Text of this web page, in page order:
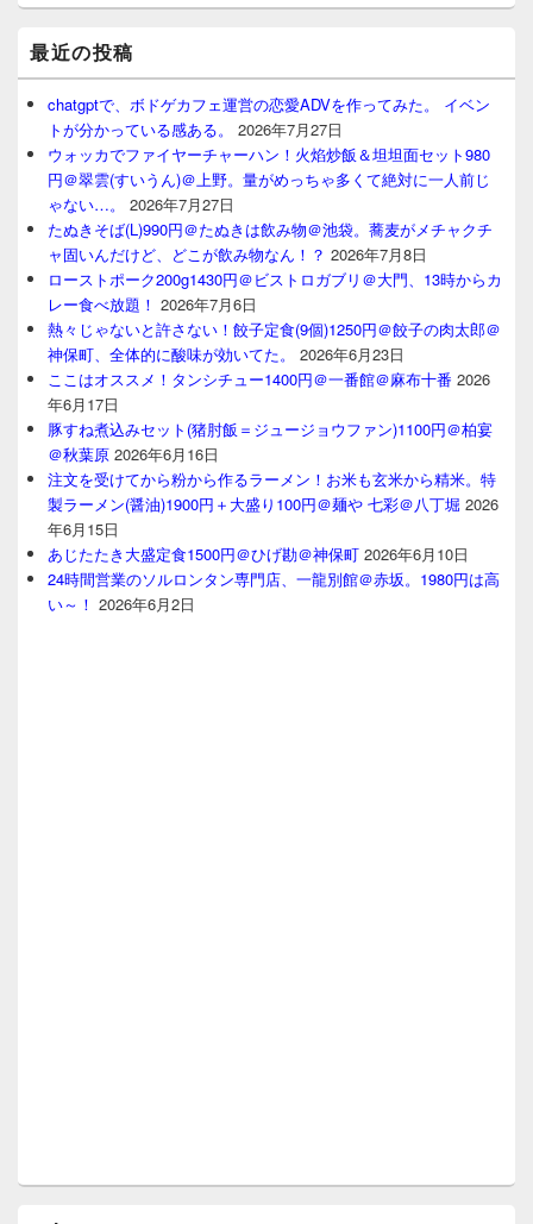
最近の投稿
chatgptで、ボドゲカフェ運営の恋愛ADVを作ってみた。 イベン
トが分かっている感ある。
2026年7月27日
ウォッカでファイヤーチャーハン！火焰炒飯＆坦坦面セット980
円＠翠雲(すいうん)＠上野。量がめっちゃ多くて絶対に一人前じ
ゃない…。
2026年7月27日
たぬきそば(L)990円＠たぬきは飲み物＠池袋。蕎麦がメチャクチ
ャ固いんだけど、どこが飲み物なん！？ 2026年7月8日
ローストポーク200g1430円＠ビストロガブリ＠大門、13時からカ
レー食べ放題！ 2026年7月6日
熱々じゃないと許さない！餃子定食(9個)1250円＠餃子の肉太郎＠
神保町、全体的に酸味が効いてた。
2026年6月23日
ここはオススメ！タンシチュー1400円＠一番館＠麻布十番 2026
年6月17日
豚すね煮込みセット(猪肘飯＝ジュージョウファン)1100円＠柏宴
＠秋葉原 2026年6月16日
注文を受けてから粉から作るラーメン！お米も玄米から精米。特
製ラーメン(醤油)1900円＋大盛り100円＠麺や 七彩＠八丁堀 2026
年6月15日
あじたたき大盛定食1500円＠ひげ勘＠神保町 2026年6月10日
24時間営業のソルロンタン専門店、一龍別館＠赤坂。1980円は高
い～！ 2026年6月2日